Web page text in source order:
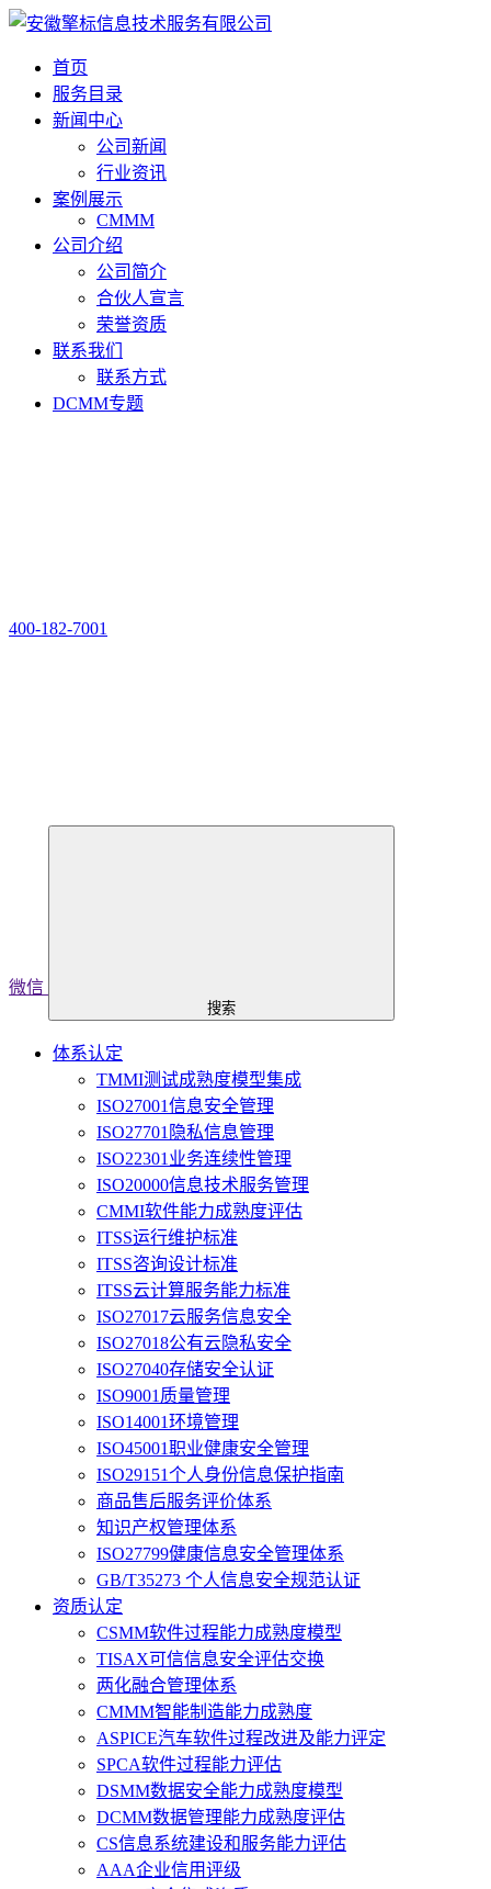
首页
服务目录
新闻中心
公司新闻
行业资讯
案例展示
CMMM
公司介绍
公司简介
合伙人宣言
荣誉资质
联系我们
联系方式
DCMM专题
400-182-7001
微信
搜索
体系认定
TMMI测试成熟度模型集成
ISO27001信息安全管理
ISO27701隐私信息管理
ISO22301业务连续性管理
ISO20000信息技术服务管理
CMMI软件能力成熟度评估
ITSS运行维护标准
ITSS咨询设计标准
ITSS云计算服务能力标准
ISO27017云服务信息安全
ISO27018公有云隐私安全
ISO27040存储安全认证
ISO9001质量管理
ISO14001环境管理
ISO45001职业健康安全管理
ISO29151个人身份信息保护指南
商品售后服务评价体系
知识产权管理体系
ISO27799健康信息安全管理体系
GB/T35273 个人信息安全规范认证
资质认定
CSMM软件过程能力成熟度模型
TISAX可信信息安全评估交换
两化融合管理体系
CMMM智能制造能力成熟度
ASPICE汽车软件过程改进及能力评定
SPCA软件过程能力评估
DSMM数据安全能力成熟度模型
DCMM数据管理能力成熟度评估
CS信息系统建设和服务能力评估
AAA企业信用评级